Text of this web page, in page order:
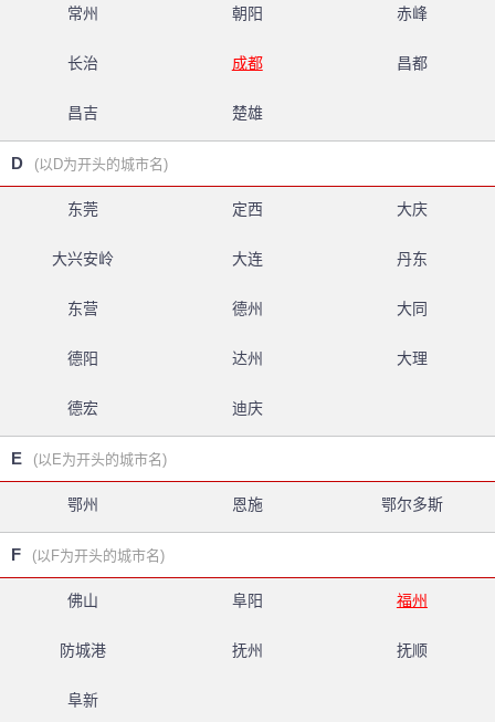
常州 朝阳 赤峰
长治 成都 昌都
昌吉 楚雄
D (以D为开头的城市名)
东莞 定西 大庆
大兴安岭 大连 丹东
东营 德州 大同
德阳 达州 大理
德宏 迪庆
E (以E为开头的城市名)
鄂州 恩施 鄂尔多斯
F (以F为开头的城市名)
佛山 阜阳 福州
防城港 抚州 抚顺
阜新